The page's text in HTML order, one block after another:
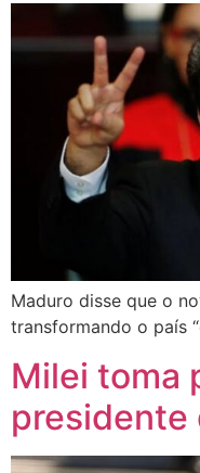
Maduro disse que o
transformando o país
Milei toma
presidente